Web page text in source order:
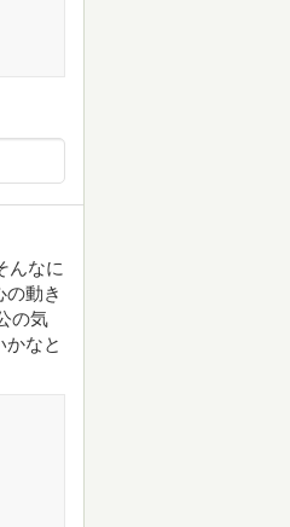
んなに
動き
の気
なと